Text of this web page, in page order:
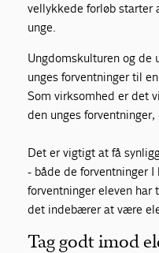
vellykkede forløb starter
unge.
Ungdomskulturen og de
unges forventninger til
Som virksomhed er det
den unges
Det er vigtigt at få
- både de forventninger
forventninger eleven har
det indebærer at være
Tag godt imod